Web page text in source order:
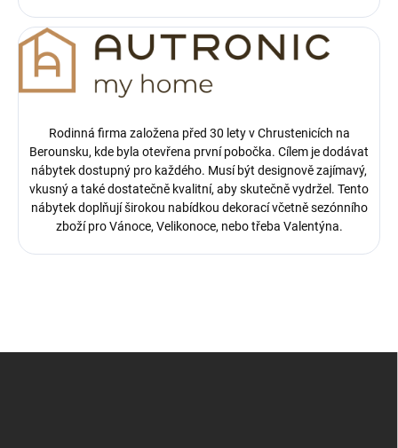
Rodinná firma založena před 30 lety v Chrustenicích na
Berounsku, kde byla otevřena první pobočka. Cílem je dodávat
nábytek dostupný pro každého. Musí být designově zajímavý,
vkusný a také dostatečně kvalitní, aby skutečně vydržel. Tento
nábytek doplňují širokou nabídkou dekorací včetně sezónního
zboží pro Vánoce, Velikonoce, nebo třeba Valentýna.